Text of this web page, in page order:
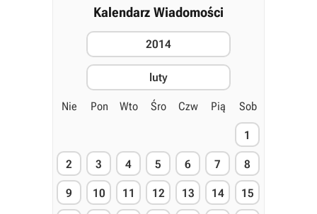
Kalendarz Wiadomości
2014
luty
Nie Pon Wto Śro Czw Pią Sob
1
2 3 4 5 6 7 8
9 10 11 12 13 14 15